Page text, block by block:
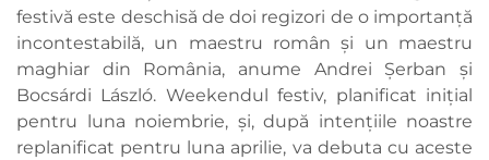
festivă este deschisă de doi regizori de o importanță
incontestabilă, un maestru român și un maestru
maghiar din România, anume Andrei Șerban și
Bocsárdi László. Weekendul festiv, planificat inițial
pentru luna noiembrie, și, după intențiile noastre
replanificat pentru luna aprilie, va debuta cu aceste